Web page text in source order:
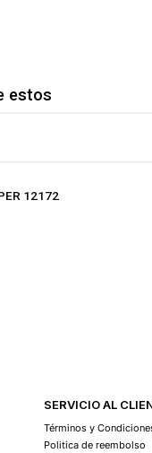
estos
12172
SERVICIO AL
Términos y
Politica de reembolso